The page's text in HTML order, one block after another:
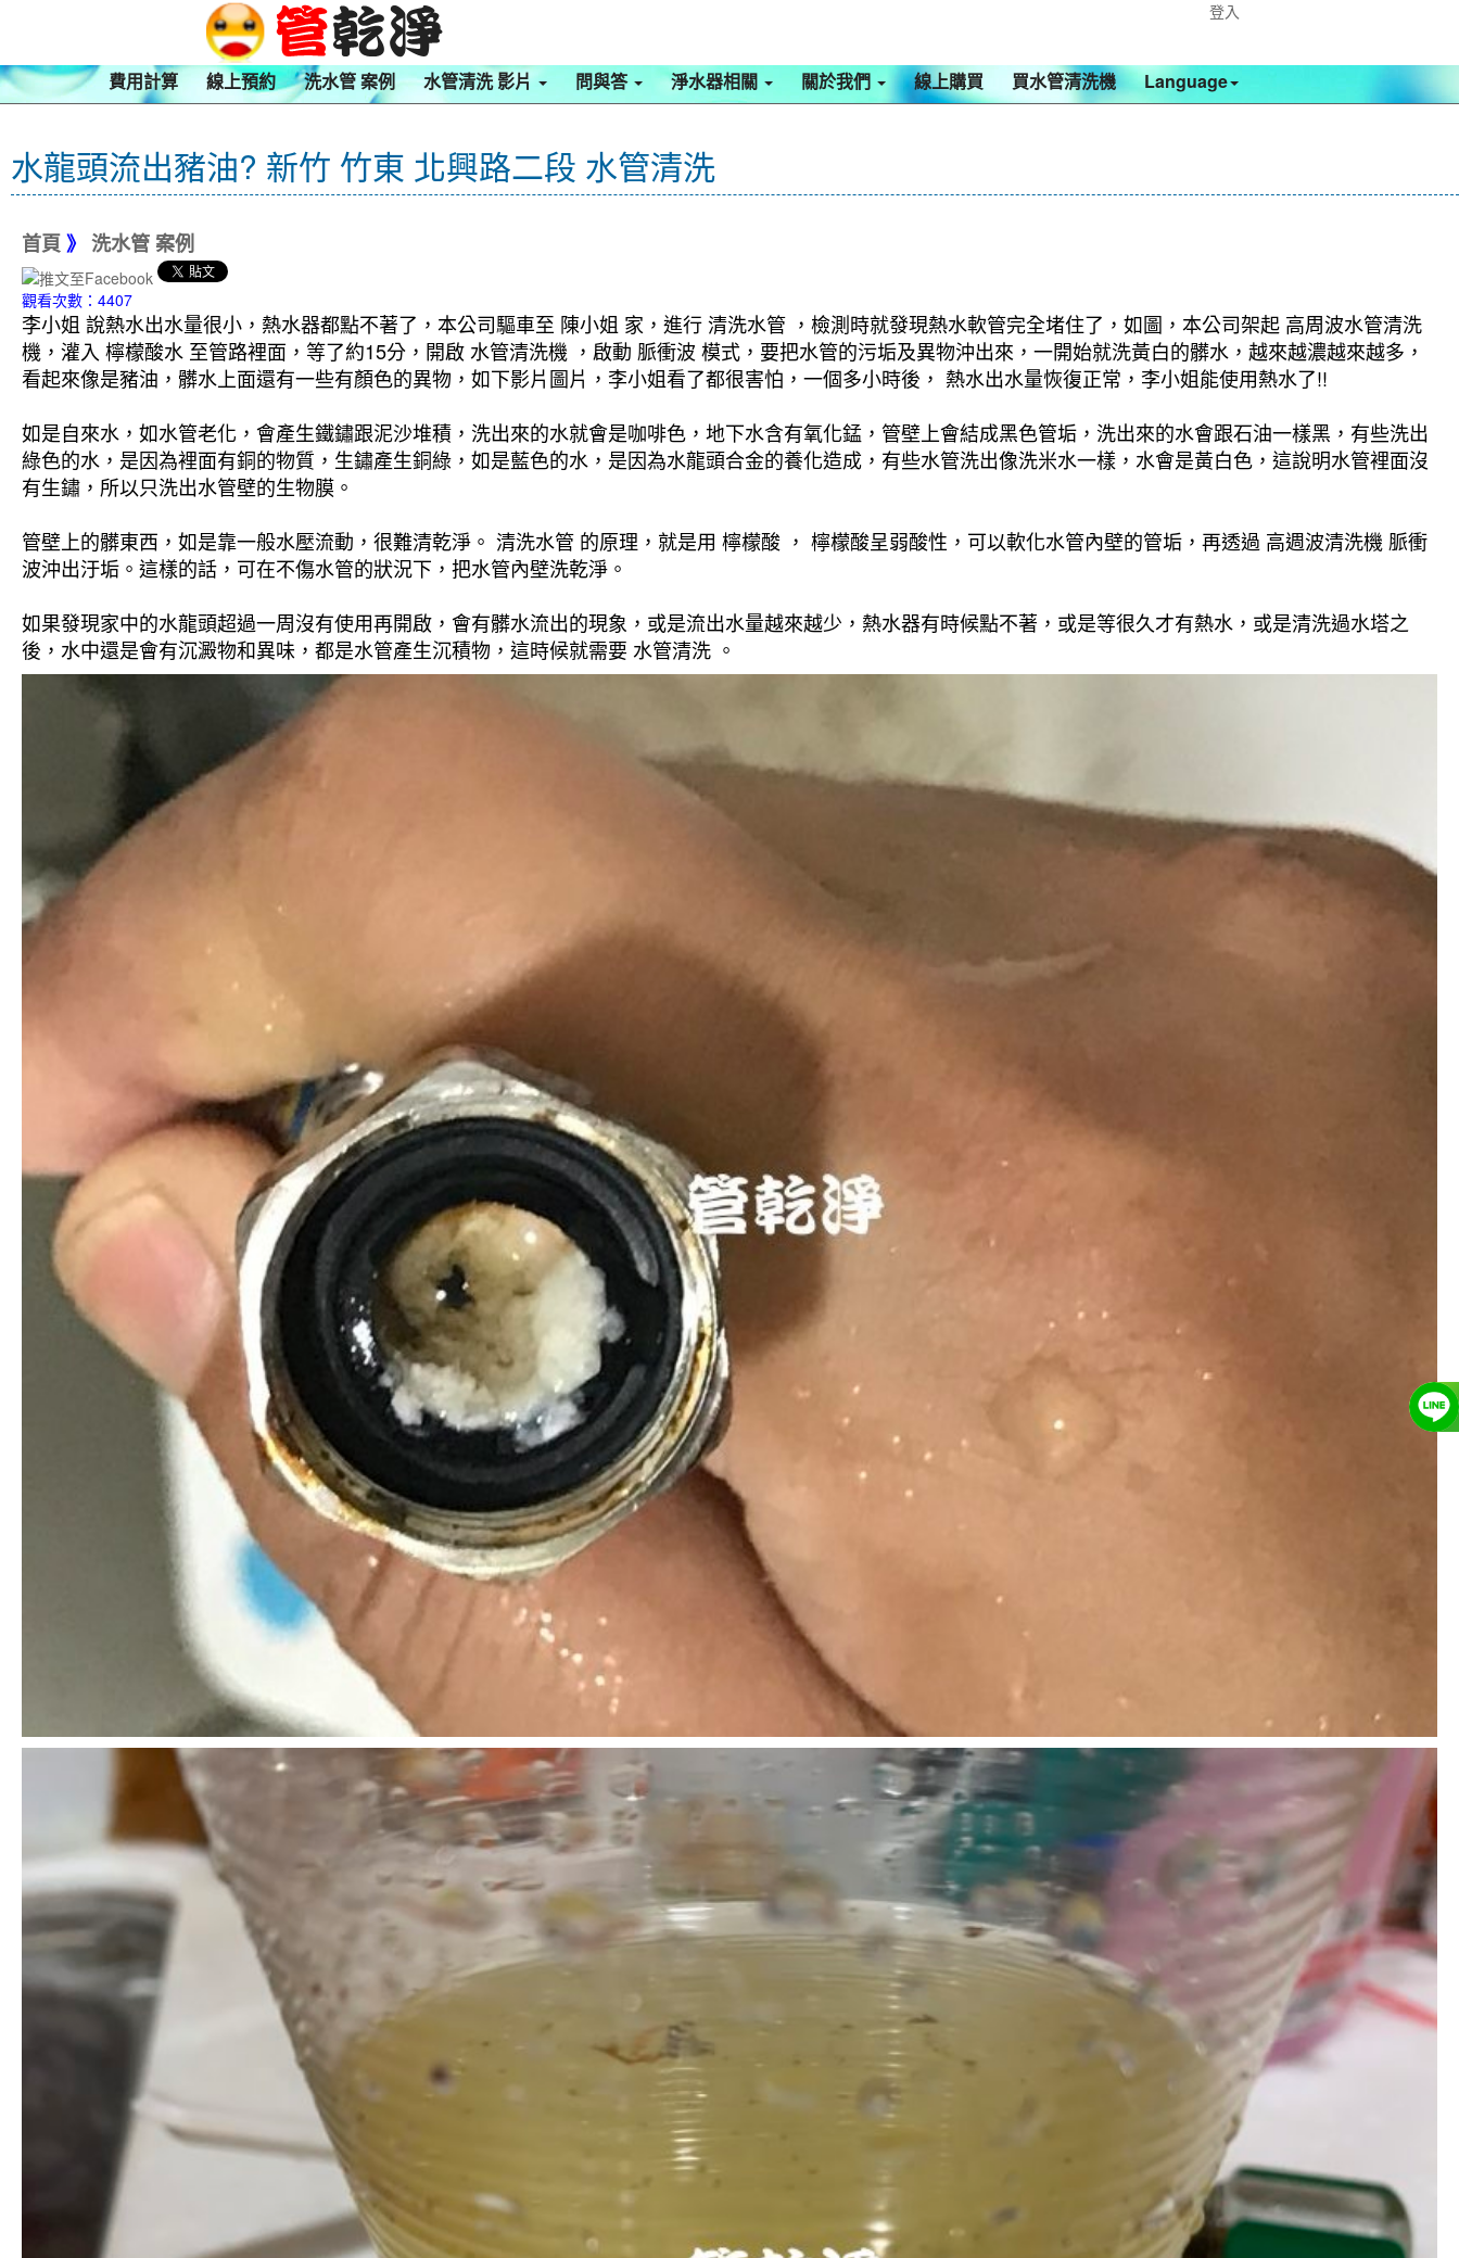
登入
費用計算 線上預約 洗水管 案例 水管清洗 影片 問與答 淨水器相關 關於我們 線上購買 買水管清洗機 Language
水龍頭流出豬油? 新竹 竹東 北興路二段 水管清洗
首頁 》 洗水管 案例
觀看次數：4407
李小姐 說熱水出水量很小，熱水器都點不著了，本公司驅車至 陳小姐 家，進行 清洗水管 ，檢測時就發現熱水軟管完全堵住了，如圖，本公司架起 高周波水管清洗
機，灌入 檸檬酸水 至管路裡面，等了約15分，開啟 水管清洗機 ，啟動 脈衝波 模式，要把水管的污垢及異物沖出來，一開始就洗黃白的髒水，越來越濃越來越多，
看起來像是豬油，髒水上面還有一些有顏色的異物，如下影片圖片，李小姐看了都很害怕，一個多小時後， 熱水出水量恢復正常，李小姐能使用熱水了!!
如是自來水，如水管老化，會產生鐵鏽跟泥沙堆積，洗出來的水就會是咖啡色，地下水含有氧化錳，管壁上會結成黑色管垢，洗出來的水會跟石油一樣黑，有些洗出
綠色的水，是因為裡面有銅的物質，生鏽產生銅綠，如是藍色的水，是因為水龍頭合金的養化造成，有些水管洗出像洗米水一樣，水會是黃白色，這說明水管裡面沒
有生鏽，所以只洗出水管壁的生物膜。
管壁上的髒東西，如是靠一般水壓流動，很難清乾淨。 清洗水管 的原理，就是用 檸檬酸 ， 檸檬酸呈弱酸性，可以軟化水管內壁的管垢，再透過 高週波清洗機 脈衝
波沖出汙垢。這樣的話，可在不傷水管的狀況下，把水管內壁洗乾淨。
如果發現家中的水龍頭超過一周沒有使用再開啟，會有髒水流出的現象，或是流出水量越來越少，熱水器有時候點不著，或是等很久才有熱水，或是清洗過水塔之
後，水中還是會有沉澱物和異味，都是水管產生沉積物，這時候就需要 水管清洗 。